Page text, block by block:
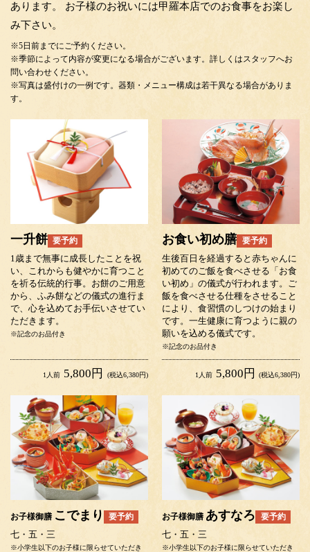
あります。 お子様のお祝いには甲羅本店でのお食事をお楽し
み下さい。
※5日前までにご予約ください。
※季節によって内容が変更になる場合がございます。詳しくはスタッフへお
問い合わせください。
※写真は盛付けの一例です。器類・メニュー構成は若干異なる場合がありま
す。
一升餅 要予約
1歳まで無事に成長したことを祝
い、これからも健やかに育つこと
を祈る伝統的行事。お餅のご用意
から、ふみ餅などの儀式の進行ま
で、心を込めてお手伝いさせてい
ただきます。
※記念のお品付き
1人前 5,800円 (税込6,380円)
お食い初め膳 要予約
生後百日を経過すると赤ちゃんに
初めてのご飯を食べさせる「お食
い初め」の儀式が行われます。ご
飯を食べさせる仕種をさせること
により、食習慣のしつけの始まり
です。一生健康に育つように親の
願いを込める儀式です。
※記念のお品付き
1人前 5,800円 (税込6,380円)
お子様御膳 こでまり 要予約
七・五・三
※小学生以下のお子様に限らせていただき
お子様御膳 あすなろ 要予約
七・五・三
※小学生以下のお子様に限らせていただき